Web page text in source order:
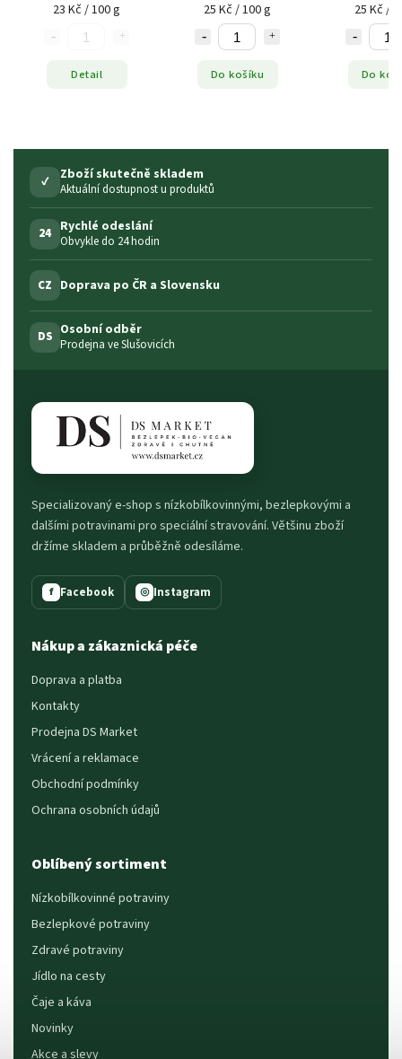
23 Kč / 100 g
Detail
25 Kč / 100 g
Do košíku
25 Kč /
Do
✓ Zboží skutečně skladem
Aktuální dostupnost u produktů
24 Rychlé odeslání
Obvykle do 24 hodin
CZ Doprava po ČR a Slovensku
DS Osobní odběr
Prodejna ve Slušovicích
Specializovaný e-shop s nízkobílkovinnými, bezlepkovými a
dalšími potravinami pro speciální stravování. Většinu zboží
držíme skladem a průběžně odesíláme.
f Facebook ◎ Instagram
Nákup a zákaznická péče
Doprava a platba
Kontakty
Prodejna DS Market
Vrácení a reklamace
Obchodní podmínky
Ochrana osobních údajů
Oblíbený sortiment
Nízkobílkovinné potraviny
Bezlepkové potraviny
Zdravé potraviny
Jídlo na cesty
Čaje a káva
Novinky
Akce a slevy